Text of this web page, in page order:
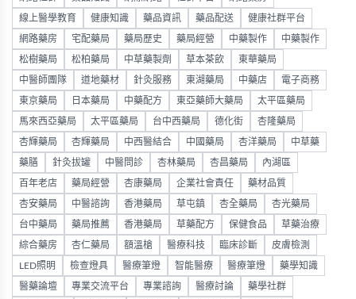
線上醫學教育 健康知識 藥品資訊 藥品配送 健康社群平台
網路藥房 宅配藥局 藥局歷史 藥局經營 中藥製作 中藥製作
松樹藥局 松柏藥局 中草藥製劑 草本茶飲 東華藥局
中醫師團隊 道地藥材 針灸服務 東湖藥局 中藥店 電子商務
東京藥局 日本藥局 中藥配方 東亞藥師大藥局 太平區藥局
馬來西亞藥局 太平區藥局 台中西藥局 德化街 杏隆藥局
杏輝藥局 杏輝藥局 中西醫結合 中國藥局 杏洋藥局 中草藥
藥膳 針灸拔罐 中醫問診 杏林藥局 杏昌藥局 內湖區
百年老店 藥局經營 杏康藥局 企業社會責任 藥材品質
杏安藥局 中醫諮詢 香港藥局 草屯鎮 杏全藥局 杏光藥局
台中藥局 藥局推薦 香港藥局 草藥配方 保健食品 草藥治療
綜合藥房 杏仁藥局 額溫槍 醫療科技 臨床診斷 皮膚檢測
LED照明 檢查燈具 醫療筆燈 智能醫療 醫療筆燈 藥學知識
醫藥論壇 專業交流平台 專業諮詢 醫療討論 藥學社群